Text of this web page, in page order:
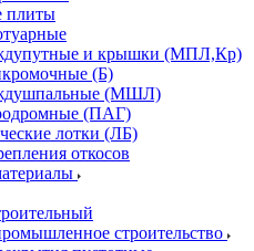
плиты
и крышки (МПЛ,Кр)
(Б)
(МШЛ)
(ПАГ)
лотки (ЛБ)
откосов
строительство